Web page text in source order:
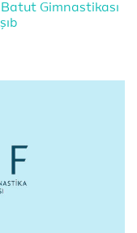
Gimnastikası